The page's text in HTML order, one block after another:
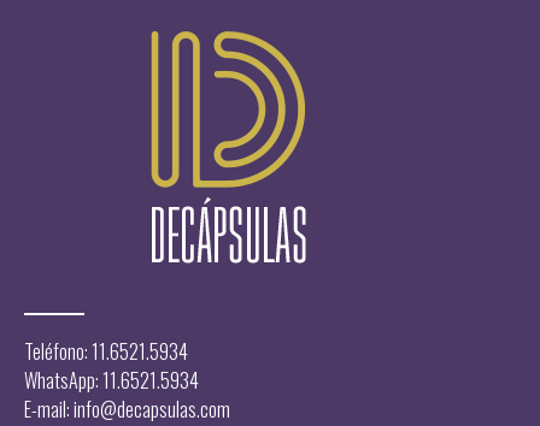
Teléfono: 11.6521.5934
WhatsApp: 11.6521.5934
E-mail:info@decapsulas.com